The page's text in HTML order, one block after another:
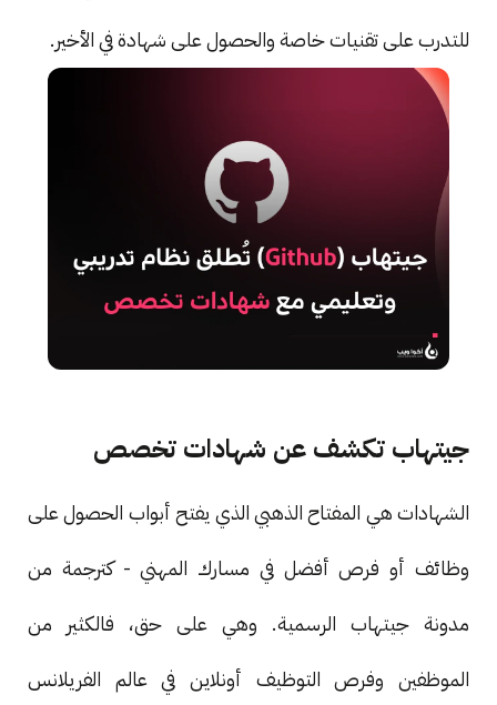
للتدرب على تقنيات خاصة والحصول على شهادة في الأخير.
جيتهاب تكشف عن شهادات تخصص
الشهادات هي المفتاح الذهبي الذي يفتح أبواب الحصول على
وظائف أو فرص أفضل في مسارك المهني - كترجمة من
مدونة جيتهاب الرسمية. وهي على حق، فالكثير من
الموظفين وفرص التوظيف أونلاين في عالم الفريلانس